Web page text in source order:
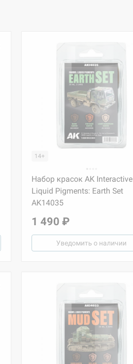
14+
Набор красок AK Interactive
Liquid Pigments: Earth Set
AK14035
1 490 ₽
Уведомить о наличии